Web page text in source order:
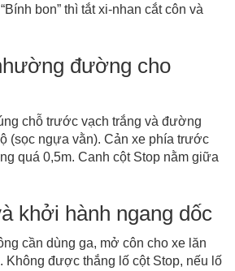
bon” thì tắt xi-nhan cắt côn và
đường cho
chỗ trước vạch trắng và đường
(sọc ngựa vằn). Cản xe phía trước
quá 0,5m. Canh cột Stop nằm giữa
khởi hành ngang dốc
cần dùng ga, mở côn cho xe lăn
Không được thắng lố cột Stop, nếu lố